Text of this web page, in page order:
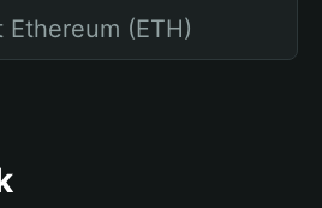
Ethereum (ETH)